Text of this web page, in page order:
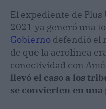
El expediente de
2021 ya generó una
Gobierno defendió el
de que la aerolínea
conectividad con
llevó el caso a los
se convierten en una